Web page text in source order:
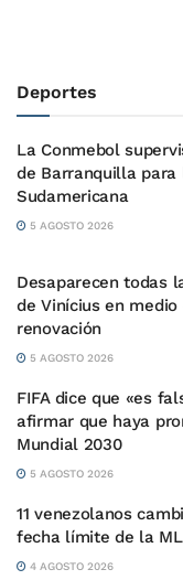
Deportes
La Conmebol
de Barranquilla
Sudamericana
5 AGOSTO 2026
Desaparecen todas
de Vinícius en
renovación
5 AGOSTO 2026
FIFA dice que «es
afirmar que haya
Mundial 2030
5 AGOSTO 2026
11 venezolanos
fecha límite de la
4 AGOSTO 2026